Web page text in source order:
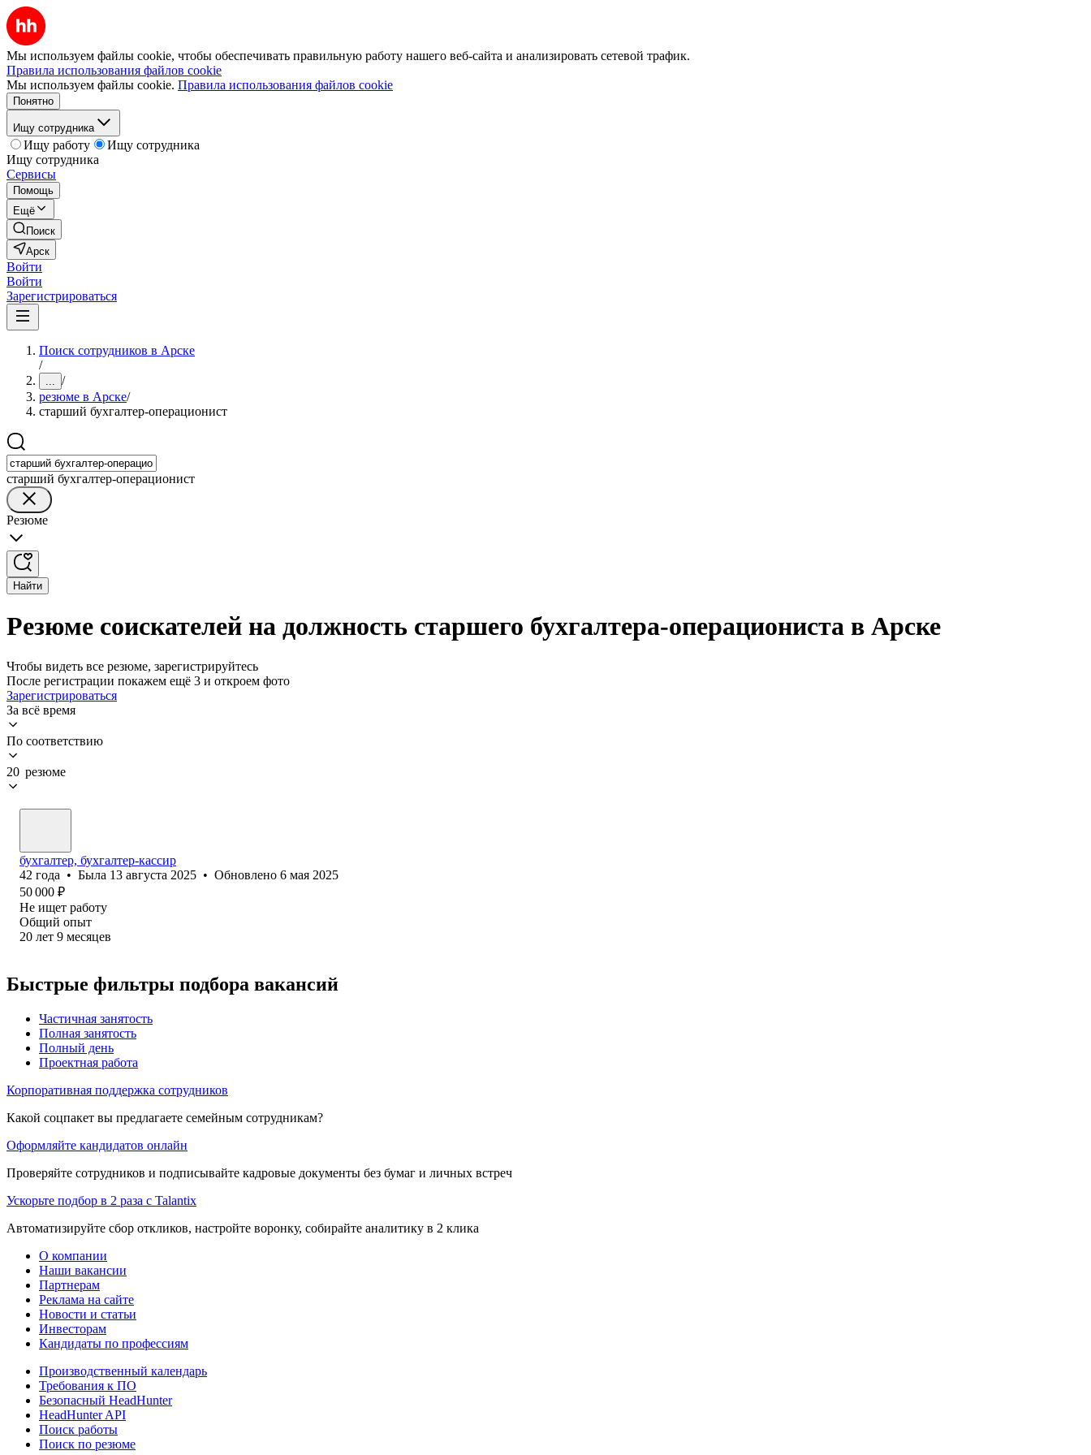
Мы используем файлы cookie, чтобы обеспечивать правильную работу нашего веб-сайта и анализировать сетевой трафик.
Правила использования файлов cookie
Мы используем файлы cookie. Правила использования файлов cookie
Понятно
Ищу сотрудника
Ищу работу
Ищу сотрудника
Ищу сотрудника
Сервисы
Помощь
Ещё
Поиск
Арск
Войти
Войти
Зарегистрироваться
Поиск сотрудников в Арске
/
... /
резюме в Арске/
старший бухгалтер-операционист
старший бухгалтер-операционист
Резюме
Найти
Резюме соискателей на должность старшего бухгалтера-операциониста в Арске
Чтобы видеть все резюме, зарегистрируйтесь
После регистрации покажем ещё 3 и откроем фото
Зарегистрироваться
За всё время
По соответствию
20 резюме
бухгалтер, бухгалтер-кассир
42 года • Была 13 августа 2025 • Обновлено 6 мая 2025
50 000 ₽
Не ищет работу
Общий опыт
20 лет 9 месяцев
Быстрые фильтры подбора вакансий
Частичная занятость
Полная занятость
Полный день
Проектная работа
Корпоративная поддержка сотрудников
Какой соцпакет вы предлагаете семейным сотрудникам?
Оформляйте кандидатов онлайн
Проверяйте сотрудников и подписывайте кадровые документы без бумаг и личных встреч
Ускорьте подбор в 2 раза с Talantix
Автоматизируйте сбор откликов, настройте воронку, собирайте аналитику в 2 клика
О компании
Наши вакансии
Партнерам
Реклама на сайте
Новости и статьи
Инвесторам
Кандидаты по профессиям
Производственный календарь
Требования к ПО
Безопасный HeadHunter
HeadHunter API
Поиск работы
Поиск по резюме